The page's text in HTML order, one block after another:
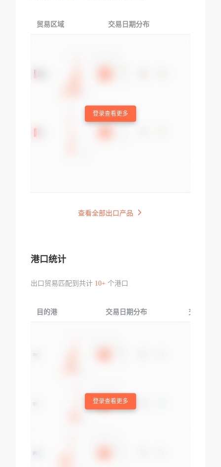
贸易区域 交易日期分布
登录查看更多
查看全部出口产品
港口统计
出口贸易匹配到共计 10+个港口
目的港 交易日期分布 交易产品
登录查看更多